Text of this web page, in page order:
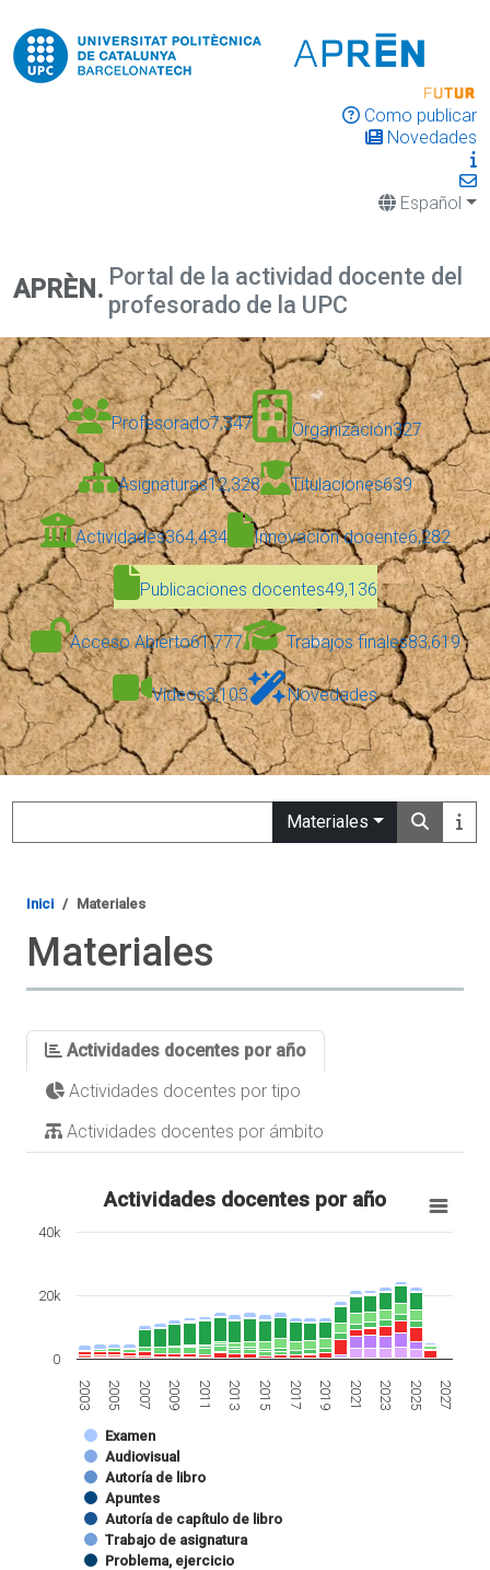
Como publicar
Novedades
Español
APRÈN. Portal de la actividad docente del
profesorado de la UPC
Profesorado7,347 Organización327
Asignaturas12,328 Titulaciones639
Actividades364,434 Innovación docente6,282
Publicaciones docentes49,136
Acceso Abierto61,777 Trabajos finales83,619
Vídeos3,103 Novedades
Materiales
Inici Materiales
Materiales
Actividades docentes por año
Actividades docentes por tipo
Actividades docentes por ámbito
Actividades docentes por año
Examen
Audiovisual
Autoría de libro
Apuntes
Autoría de capítulo de libro
Trabajo de asignatura
Problema, ejercicio
2003 2005 2007 2009 2011 2013 2015 2017 2019 2021 2023 2025 2027
0
20k
40k